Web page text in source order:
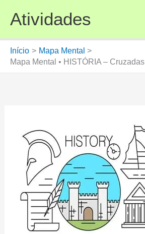
para
conteúdo
Atividades
Início
Mapa Mental
Mapa Mental • HISTÓRIA – Cruzadas